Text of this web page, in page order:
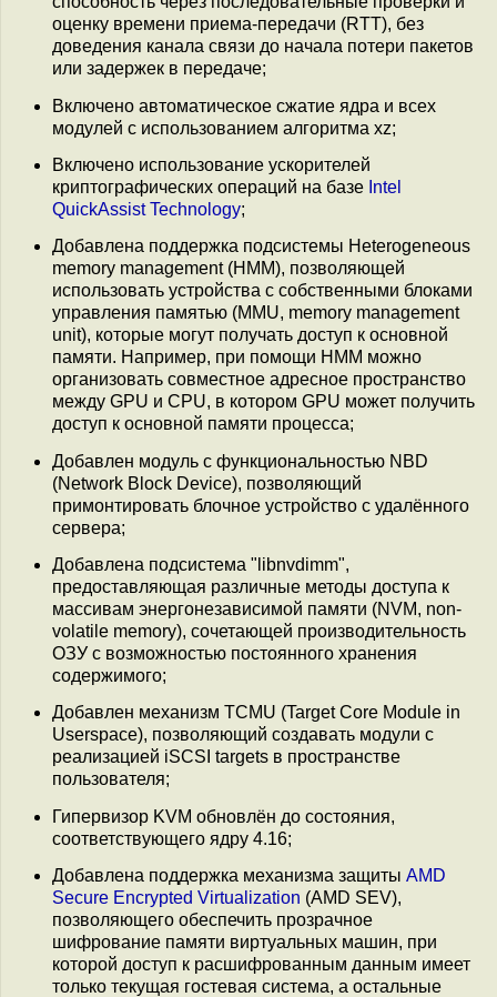
оценку времени приема-передачи (RTT), без
доведения канала связи до начала потери пакетов
или задержек в передаче;
Включено автоматическое сжатие ядра и всех
модулей с использованием алгоритма xz;
Включено использование ускорителей
криптографических операций на базе Intel
QuickAssist Technology;
Добавлена поддержка подсистемы Heterogeneous
memory management (HMM), позволяющей
использовать устройства с собственными блоками
управления памятью (MMU, memory management
unit), которые могут получать доступ к основной
памяти. Например, при помощи HMM можно
организовать совместное адресное пространство
между GPU и CPU, в котором GPU может получить
доступ к основной памяти процесса;
Добавлен модуль с функциональностью NBD
(Network Block Device), позволяющий
примонтировать блочное устройство с удалённого
сервера;
Добавлена подсистема "libnvdimm",
предоставляющая различные методы доступа к
массивам энергонезависимой памяти (NVM, non-
volatile memory), сочетающей производительность
ОЗУ с возможностью постоянного хранения
содержимого;
Добавлен механизм TCMU (Target Core Module in
Userspace), позволяющий создавать модули с
реализацией iSCSI targets в пространстве
пользователя;
Гипервизор KVM обновлён до состояния,
соответствующего ядру 4.16;
Добавлена поддержка механизма защиты AMD
Secure Encrypted Virtualization (AMD SEV),
позволяющего обеспечить прозрачное
шифрование памяти виртуальных машин, при
которой доступ к расшифрованным данным имеет
только текущая гостевая система, а остальные